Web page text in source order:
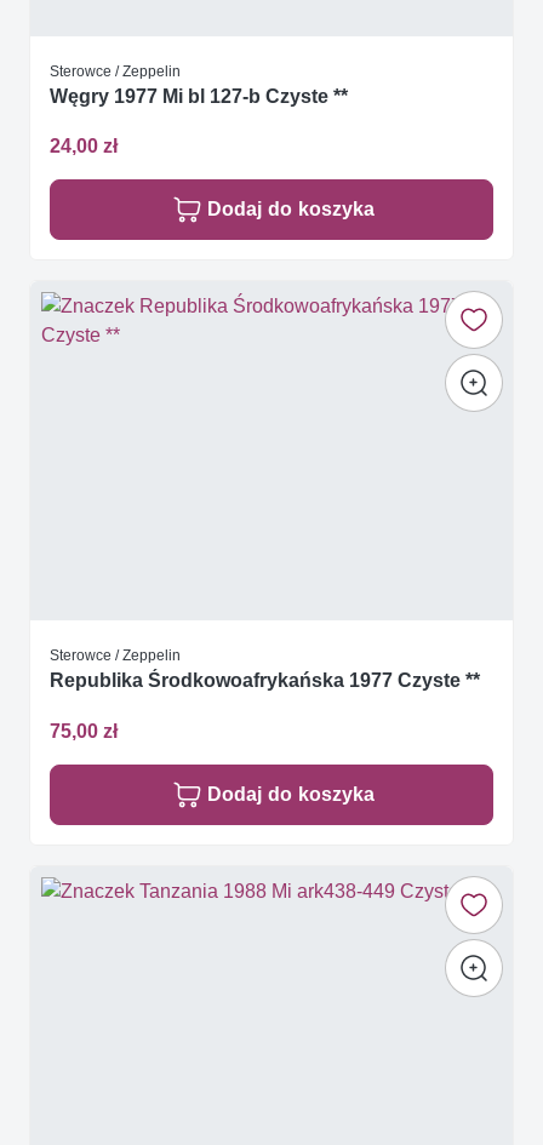
Sterowce / Zeppelin
Węgry 1977 Mi bl 127-b Czyste **
24,00 zł
Dodaj do koszyka
Sterowce / Zeppelin
Republika Środkowoafrykańska 1977 Czyste **
75,00 zł
Dodaj do koszyka